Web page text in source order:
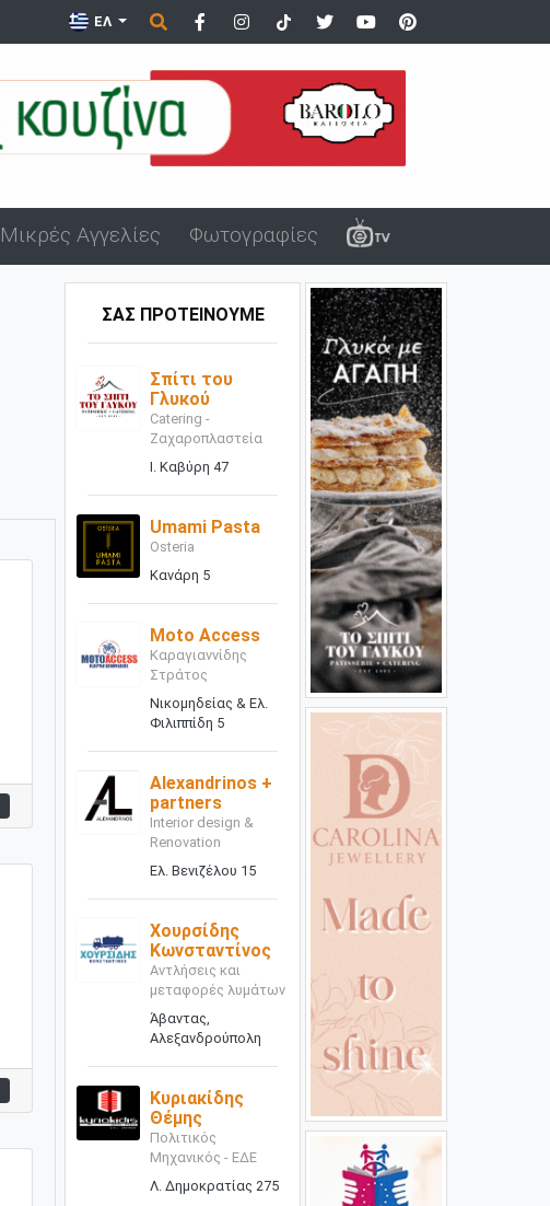
ΕΛ
Μικρές Αγγελίες Φωτογραφίες
ΣΑΣ ΠΡΟΤΕΙΝΟΥΜΕ
Σπίτι του
Γλυκού
Catering -
Ζαχαροπλαστεία
Ι. Καβύρη 47
Umami Pasta
Osteria
Κανάρη 5
Moto Access
Καραγιαννίδης
Στράτος
Νικομηδείας & Ελ.
Φιλιππίδη 5
Alexandrinos +
partners
Interior design &
Renovation
Ελ. Βενιζέλου 15
Χουρσίδης
Κωνσταντίνος
Αντλήσεις και
μεταφορές λυμάτων
Άβαντας,
Αλεξανδρούπολη
Κυριακίδης
Θέμης
Πολιτικός
Μηχανικός - ΕΔΕ
Λ. Δημοκρατίας 275